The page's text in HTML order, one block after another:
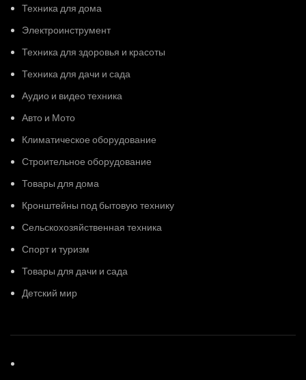
Техника для дома
Электроинструмент
Техника для здоровья и красоты
Техника для дачи и сада
Аудио и видео техника
Авто и Мото
Климатическое оборудование
Строительное оборудование
Товары для дома
Кронштейны под бытовую технику
Сельскохозяйственная техника
Спорт и туризм
Товары для дачи и сада
Детский мир